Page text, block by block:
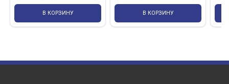
В КОРЗИНУ В КОРЗИНУ